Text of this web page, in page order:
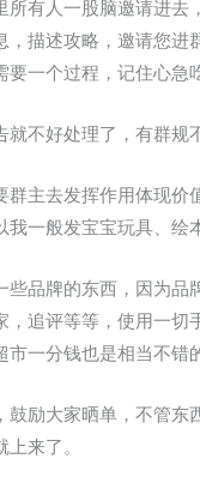
有人一股脑邀请进
描述攻略，邀请您
一个过程，记住心急
不好处理了，有群规
主去发挥作用体现
一般发宝宝玩具、绘
品牌的东西，因为
追评等等，使用一
一分钱也是相当不错
励大家晒单，不管
来了。